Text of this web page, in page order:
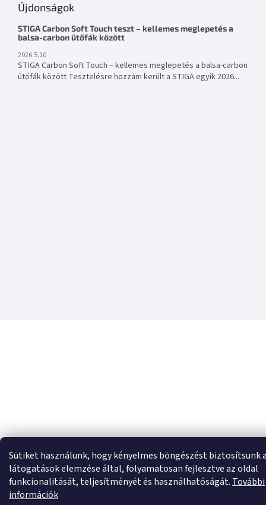
Sütiket használunk, hogy kényelmes böngészést biztosítsunk
látogatások elemzése által, folyamatosan fejlesztve az oldal
funkcionalitását, teljesítményét és használhatóságát. További
információk
Újdonságok
STIGA Carbon Soft Touch teszt – kellemes meglepetés a
balsa-carbon ütőfák között
2026.5.10
STIGA Carbon Soft Touch – kellemes meglepetés a balsa-carbon
ütőfák között Tesztelésre hozzám került a STIGA egyik 2026...